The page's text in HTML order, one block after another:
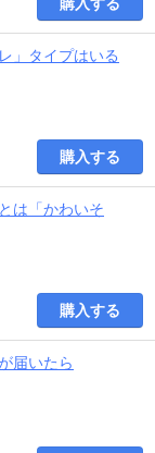
」タイプはいる
購入する
は「かわいそ
購入する
届いたら